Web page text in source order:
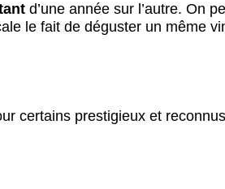
d’une année sur l’autre. On
le fait de déguster un même
certains prestigieux et